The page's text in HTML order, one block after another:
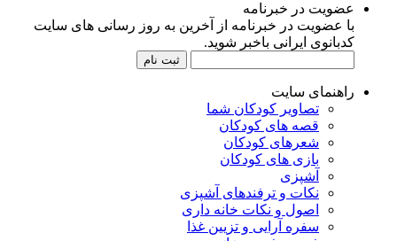
عضویت در خبرنامه
با عضویت در خبرنامه از آخرین به روز رسانی های سایت
کدبانوی ایرانی باخبر شوید.
راهنمای سایت
تصاویر کودکان شما
قصه های کودکان
شعرهای کودکان
بازی های کودکان
آشپزی
نکات و ترفندهای آشپزی
اصول و نکات خانه داری
سفره آرایی و تزیین غذا